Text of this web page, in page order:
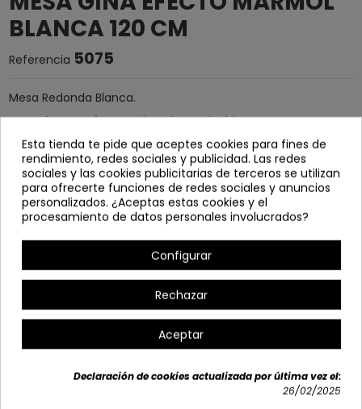
BLANCA 120 CM
Referencia 5075
Mesa Redonda Blanca.
Tapa de MDF efecto mármol en color blanco.
Pata metálica de color blanco.
Se sirve desmontada.
Ancho: 120 cm
Alto: 75 cm
Profundo: 120 cm
Esta tienda te pide que aceptes cookies para fines de
rendimiento, redes sociales y publicidad. Las redes
sociales y las cookies publicitarias de terceros se utilizan
para ofrecerte funciones de redes sociales y anuncios
personalizados. ¿Aceptas estas cookies y el
procesamiento de datos personales involucrados?
Configurar
Rechazar
Aceptar
Declaración de cookies actualizada por última vez el:
26/02/2025